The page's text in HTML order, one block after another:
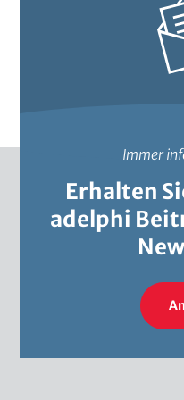
Immer
Erhalten
adelphi